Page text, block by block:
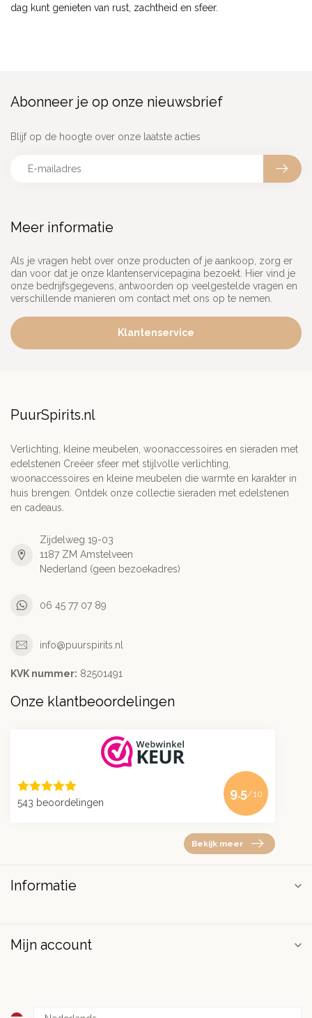
dag kunt genieten van rust, zachtheid en sfeer.
Meer informatie
Als je vragen hebt over onze producten of je aankoop, zorg er
dan voor dat je onze klantenservicepagina bezoekt. Hier vind je
onze bedrijfsgegevens, antwoorden op veelgestelde vragen en
verschillende manieren om contact met ons op te nemen.
Klantenservice
Abonneer je op onze nieuwsbrief
Blijf op de hoogte over onze laatste acties
PuurSpirits.nl
Verlichting, kleine meubelen, woonaccessoires en sieraden met
edelstenen Creëer sfeer met stijlvolle verlichting,
woonaccessoires en kleine meubelen die warmte en karakter in
huis brengen. Ontdek onze collectie sieraden met edelstenen
en cadeaus.
Zijdelweg 19-03
1187 ZM Amstelveen
Nederland (geen bezoekadres)
06 45 77 07 89
info@puurspirits.nl
KVK nummer: 82501491
Onze klantbeoordelingen
543 beoordelingen
9.5/10
Bekijk meer
Informatie
Mijn account